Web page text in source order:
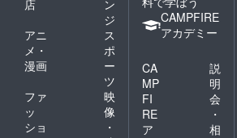
店
ン
ジ
アニ
メ・
漫画
ス
ポ
ー
ツ
ファ
ッ
ショ
映
像
・
CAMPFIRE
アカデミー
CA
MP
FI
RE
ア
説
明
会
・
相